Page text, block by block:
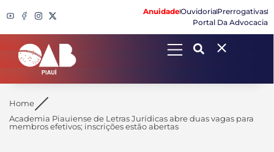
AnuidadeOuvidoriaPrerrogativas
Portal Da Advocacia
Search
Home
Academia Piauiense de Letras Jurídicas abre duas vagas para
membros efetivos; inscrições estão abertas